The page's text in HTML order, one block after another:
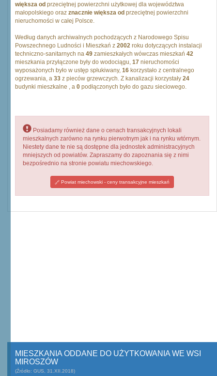
większa od przeciętnej powierzchni użytkowej dla województwa
małopolskiego oraz znacznie większa od przeciętnej powierzchni
nieruchomości w całej Polsce.
Według danych archiwalnych pochodzących z Narodowego Spisu
Powszechnego Ludności i Mieszkań z 2002 roku dotyczących instalacji
techniczno-sanitarnych na 49 zamieszkałych wówczas mieszkań 42
mieszkania przyłączone były do wodociągu, 17 nieruchomości
wyposażonych było w ustęp spłukiwany, 16 korzystało z centralnego
ogrzewania, a 33 z pieców grzewczych. Z kanalizacji korzystały 24
budynki mieszkalne , a 0 podłączonych było do gazu sieciowego.
Posiadamy również dane o cenach transakcyjnych lokali
mieszkalnych zarówno na rynku pierwotnym jak i na rynku wtórnym.
Niestety dane te nie są dostępne dla jednostek administracyjnych
mniejszych od powiatów. Zapraszamy do zapoznania się z nimi
bezpośrednio na stronie powiatu miechowskiego.
Powiat miechowski - ceny transakcyjne mieszkań
MIESZKANIA ODDANE DO UŻYTKOWANIA WE WSI
MIROSZÓW
(Źródło: GUS, 31.XII.2018)